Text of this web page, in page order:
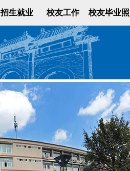
招生就业 校友工作 校友毕业照